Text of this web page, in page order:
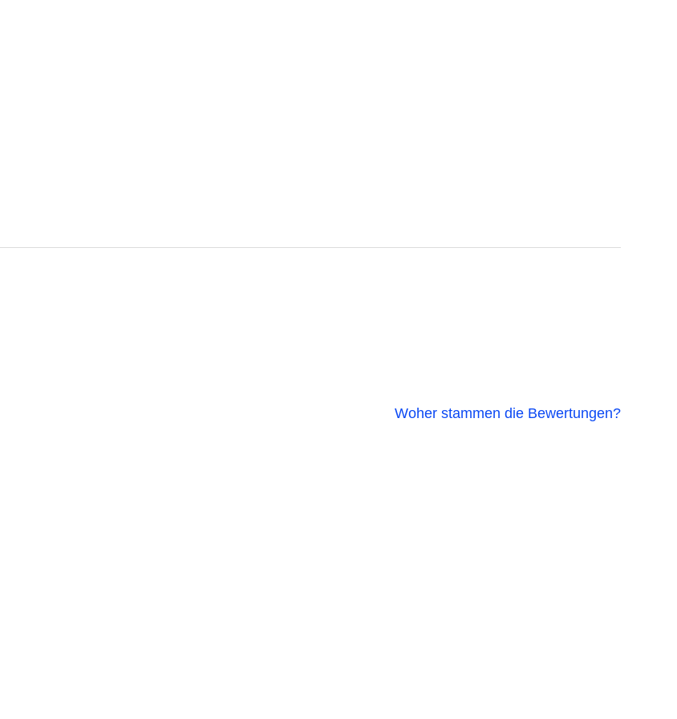
Woher stammen die Bewertungen?